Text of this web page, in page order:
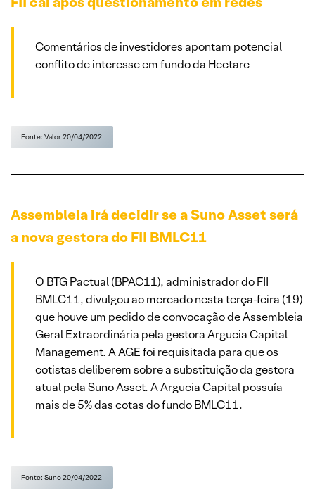
Comentários de investidores apontam potencial
conflito de interesse em fundo da Hectare
Fonte: Valor 20/04/2022
Assembleia irá decidir se a Suno Asset será
a nova gestora do FII BMLC11
O BTG Pactual (BPAC11), administrador do FII
BMLC11, divulgou ao mercado nesta terça-feira (19)
que houve um pedido de convocação de Assembleia
Geral Extraordinária pela gestora Argucia Capital
Management. A AGE foi requisitada para que os
cotistas deliberem sobre a substituição da gestora
atual pela Suno Asset. A Argucia Capital possuía
mais de 5% das cotas do fundo BMLC11.
Fonte: Suno 20/04/2022